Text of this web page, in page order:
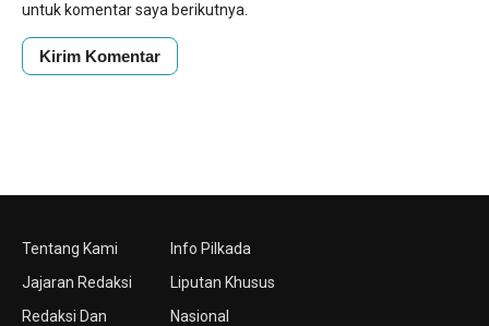
untuk komentar saya berikutnya.
Tentang Kami
Jajaran Redaksi
Redaksi Dan
Info Pilkada
Liputan Khusus
Nasional